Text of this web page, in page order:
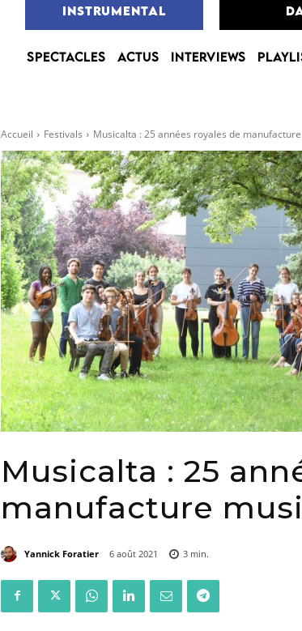
INSTRUMENTAL
SPECTACLES ACTUS INTERVIEWS
Accueil Festivals Musicalta : 25 années royales de
Musicalta : 25
manufacture
Yannick Foratier 6 août 2021 3 min.